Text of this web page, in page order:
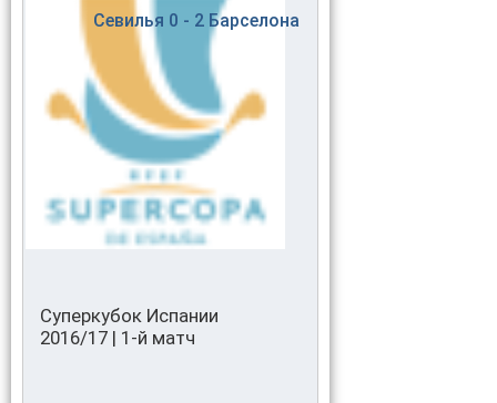
Суперкубок Испании
2016/17 | 1-й матч
Севилья 0 - 2 Барселона